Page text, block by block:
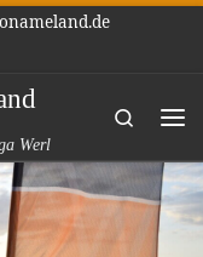
Werl
Search